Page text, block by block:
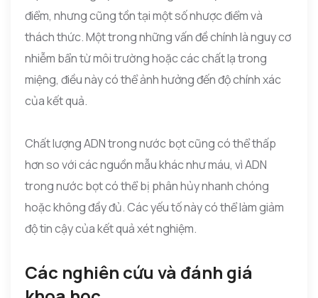
điểm, nhưng cũng tồn tại một số nhược điểm và
thách thức. Một trong những vấn đề chính là nguy cơ
nhiễm bẩn từ môi trường hoặc các chất lạ trong
miệng, điều này có thể ảnh hưởng đến độ chính xác
của kết quả.
Chất lượng ADN trong nước bọt cũng có thể thấp
hơn so với các nguồn mẫu khác như máu, vì ADN
trong nước bọt có thể bị phân hủy nhanh chóng
hoặc không đầy đủ. Các yếu tố này có thể làm giảm
độ tin cậy của kết quả xét nghiệm.
Các nghiên cứu và đánh giá